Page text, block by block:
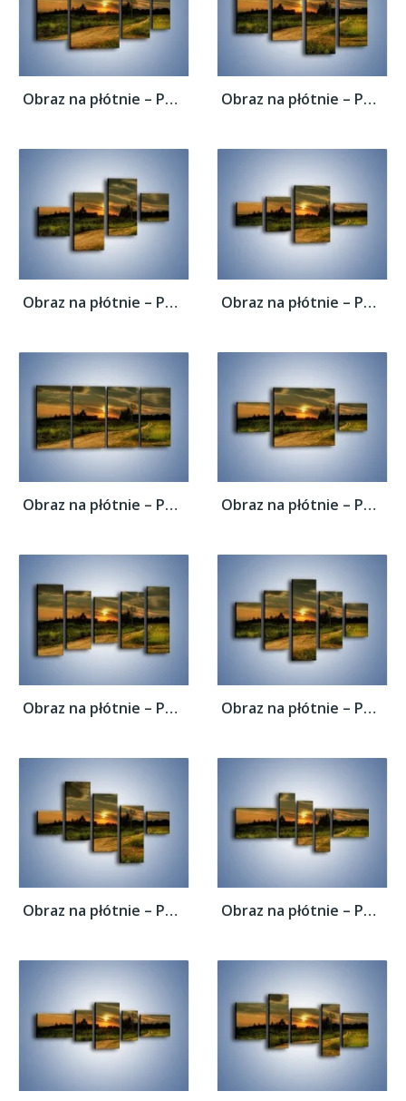
Obraz na płótnie – Polana z małym... Obraz na płótnie – Polana z małym...
Obraz na płótnie – Polana z małym... Obraz na płótnie – Polana z małym...
Obraz na płótnie – Polana z małym... Obraz na płótnie – Polana z małym...
Obraz na płótnie – Polana z małym... Obraz na płótnie – Polana z małym...
Obraz na płótnie – Polana z małym... Obraz na płótnie – Polana z małym...